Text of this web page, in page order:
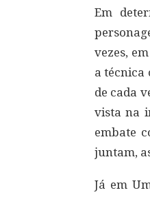
Em
vezes,
a técnica
de cada
vista na
embate
juntam,
Já em